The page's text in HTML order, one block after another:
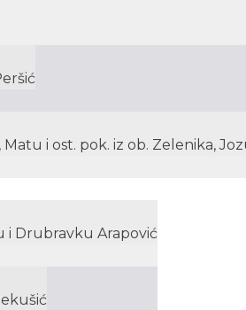
i ost. pok. iz ob. Zelenika,
i Drubravku Arapović